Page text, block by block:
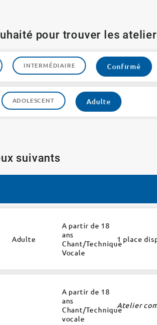
pour trouver les
INTERMÉDIAIRE Confirmé
ADOLESCENT Adulte
suivants
Adulte
A partir de 18
ans
Chant/Technique
Vocale
1 place
A partir de 18
ans
Chant/Technique
vocale
Atelier